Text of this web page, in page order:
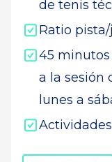
de tenis
Ratio
45
a la sesión
lunes a
Actividades